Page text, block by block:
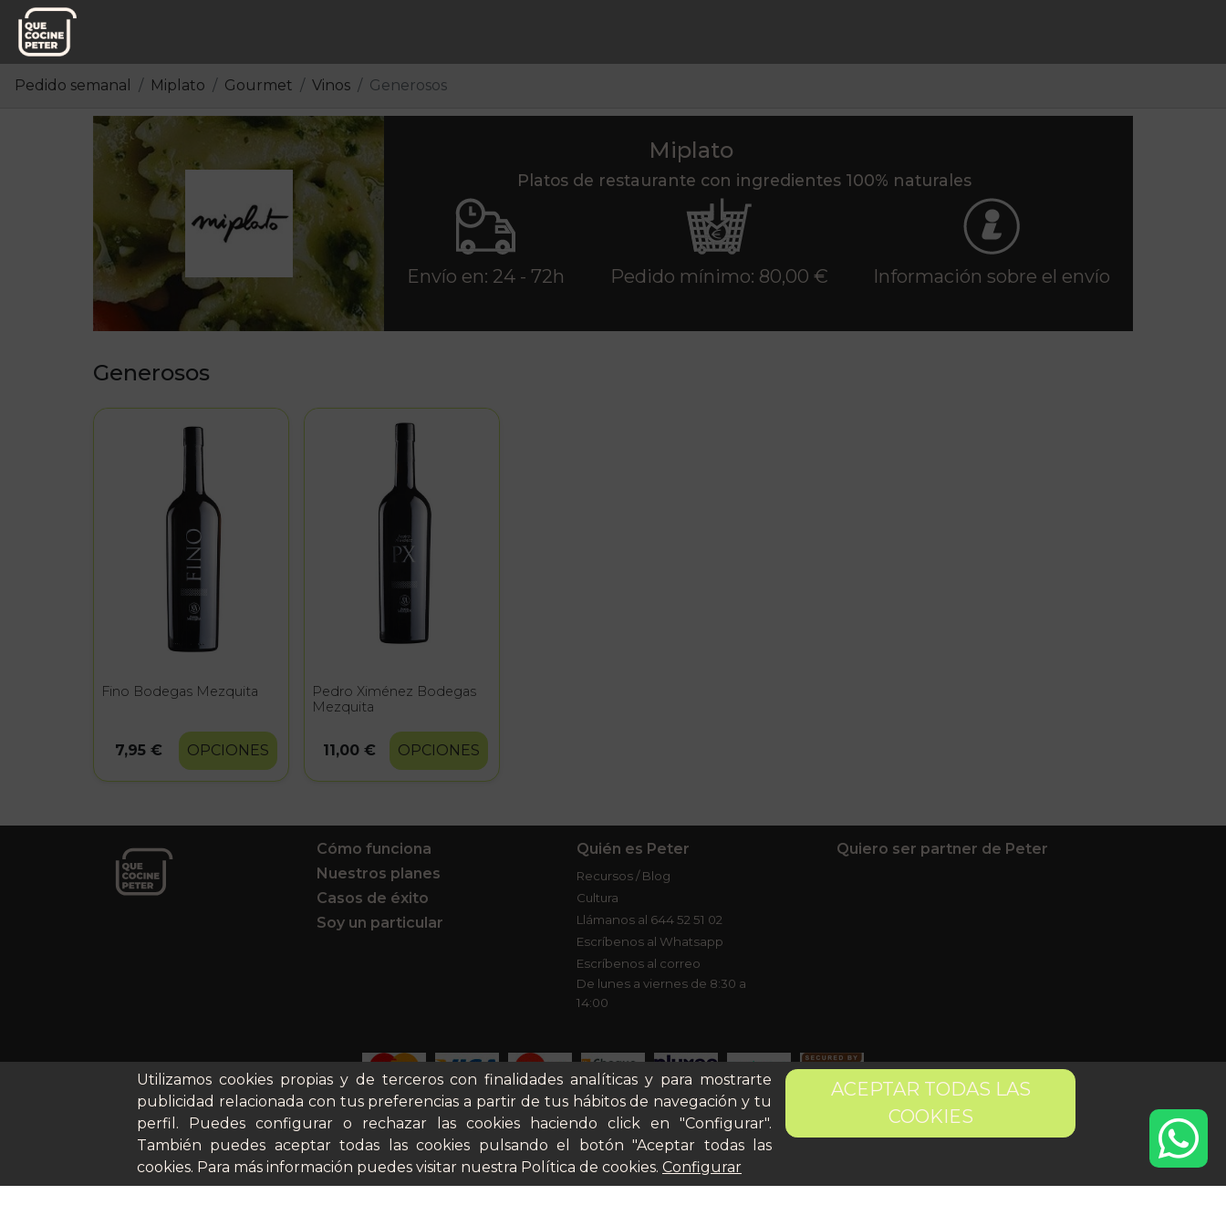
Pedido semanal Miplato Gourmet Vinos Generosos
Miplato
Platos de restaurante con ingredientes 100% naturales
Envío en: 24 - 72h Pedido mínimo: 80,00 € Información sobre el envío
Generosos
Fino Bodegas Mezquita
7,95 € OPCIONES
Pedro Ximénez Bodegas
Mezquita
11,00 € OPCIONES
Utilizamos cookies propias y de terceros con finalidades analíticas y para mostrarte
publicidad relacionada con tus preferencias a partir de tus hábitos de navegación y tu
perfil. Puedes configurar o rechazar las cookies haciendo click en "Configurar".
También puedes aceptar todas las cookies pulsando el botón "Aceptar todas las
cookies. Para más información puedes visitar nuestra Política de cookies. Configurar
ACEPTAR TODAS LAS
COOKIES
Cómo funciona
Nuestros planes
Casos de éxito
Soy un particular
Quién es Peter
Recursos / Blog
Cultura
Llámanos al 644 52 51 02
Escríbenos al Whatsapp
Escríbenos al correo
De lunes a viernes de 8:30 a
14:00
Quiero ser partner de Peter
Aviso legal Términos y condiciones Pago seguro Gestión de Cookies